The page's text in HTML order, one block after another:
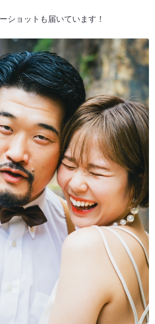
ショットも届いています！